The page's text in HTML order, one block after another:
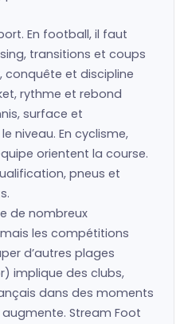
En football, il faut
transitions et coups
conquête et discipline
rythme et rebond
surface et
niveau. En cyclisme,
orientent la course.
pneus et
de nombreux
les compétitions
d’autres plages
implique des clubs,
dans des moments
Stream Foot